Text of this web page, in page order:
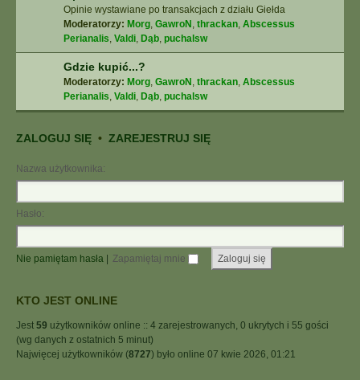
Opinie wystawiane po transakcjach z działu Giełda
Moderatorzy: Morg, GawroN , thrackan, Abscessus
Perianalis, Valdi, Dąb, puchalsw
Gdzie kupić...?
Moderatorzy: Morg, GawroN , thrackan, Abscessus
Perianalis, Valdi, Dąb, puchalsw
ZALOGUJ SIĘ • ZAREJESTRUJ SIĘ
Nazwa użytkownika:
Hasło:
Nie pamiętam hasła Zapamiętaj mnie
KTO JEST ONLINE
Jest 59 użytkowników online :: 4 zarejestrowanych, 0 ukrytych i 55 gości
(wg danych z ostatnich 5 minut)
Najwięcej użytkowników (8727) było online 07 kwie 2026, 01:21